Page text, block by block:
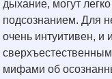
дыхание, могут
подсознанием. Для
очень интуитивен, и
мифами об